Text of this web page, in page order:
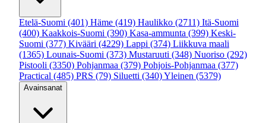
Etelä-Suomi (401) Häme (419) Haulikko (2711) Itä-Suomi
(400) Kaakkois-Suomi (390) Kasa-ammunta (399) Keski-
Suomi (377) Kivääri (4229) Lappi (374) Liikkuva maali
(1365) Lounais-Suomi (373) Mustaruuti (348) Nuoriso (292)
Pistooli (3350) Pohjanmaa (379) Pohjois-Pohjanmaa (377)
Practical (485) PRS (79) Siluetti (340)Yleinen (5379)
Avainsanat